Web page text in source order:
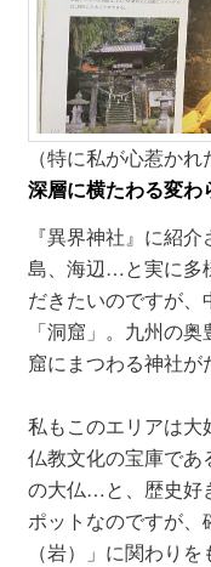
（特に私が心惹か
深層に横たわる変わ
『異界神社』に紹
島、海辺…と実に多
だきたいのですが、
「洞窟」。九州の
窟にまつわる神社が
私もこのエリアは大
仏教文化の宝庫で
の大仏…と、歴史好
ポットなのですが
（岩）」に関わり